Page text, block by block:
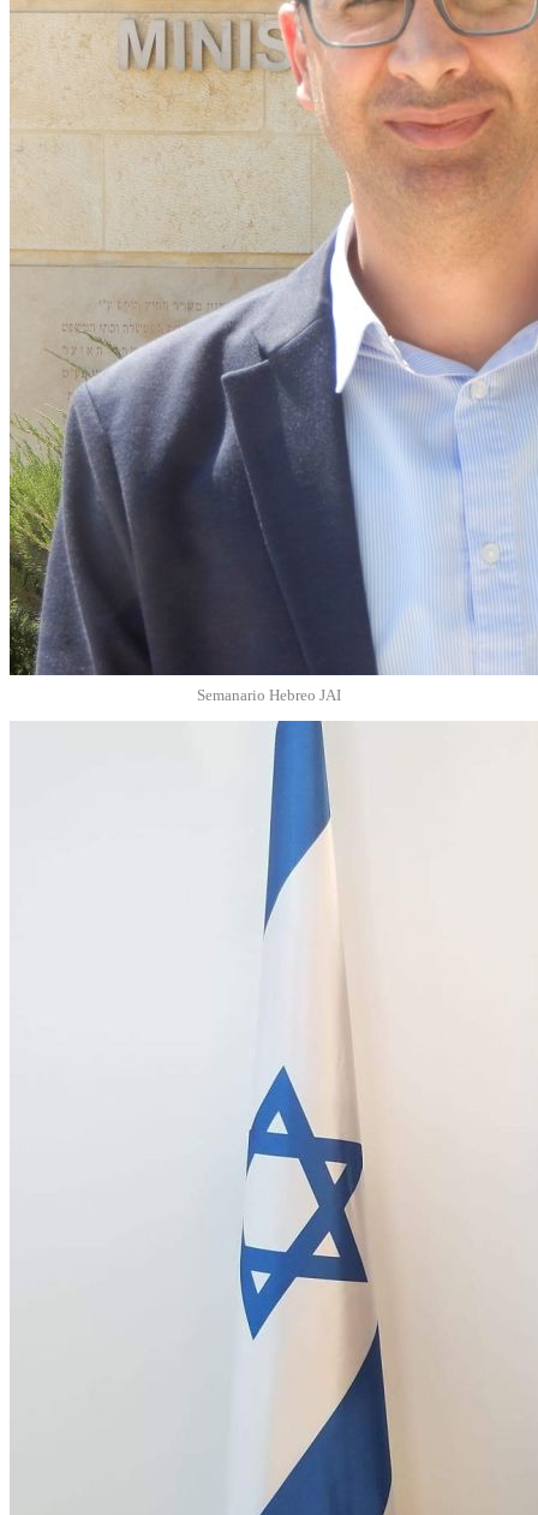
Semanario Hebreo JAI